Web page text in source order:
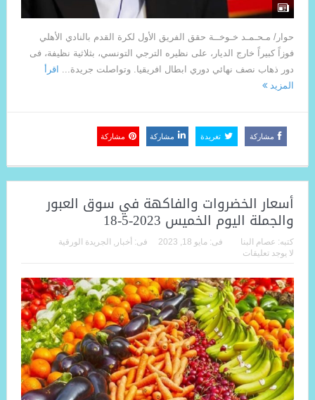
حوار/ مـحـمـد خـوخــة حقق الفريق الأول لكرة القدم بالنادي الأهلي
فوزاً كبيراً خارج الديار، على نظيره الترجي التونسي، بثلاثية نظيفة، فى
دور ذهاب نصف نهائي دوري ابطال افريقيا. وتواصلت جريدة... اقرأ
المزيد
مشاركة تغريدة مشاركة مشاركة
أسعار الخضروات والفاكهة في سوق العبور
والجملة اليوم الخميس 2023-5-18
كتبه: عصام البنا فى: مايو 18, 2023 فى: أخبار
الجريدة الورقية
لا يوجد تعليقات